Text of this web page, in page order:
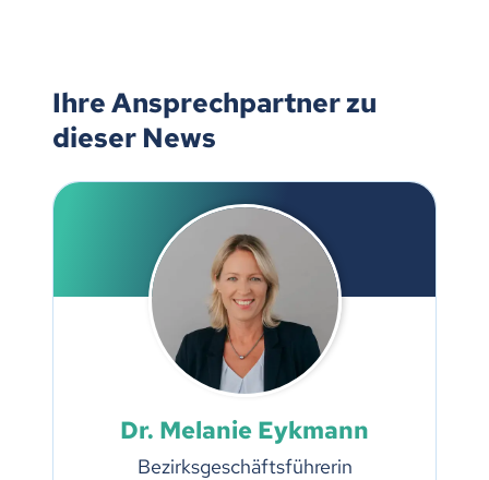
Ihre Ansprechpartner zu
dieser News
Dr. Melanie Eykmann
Bezirksgeschäftsführerin